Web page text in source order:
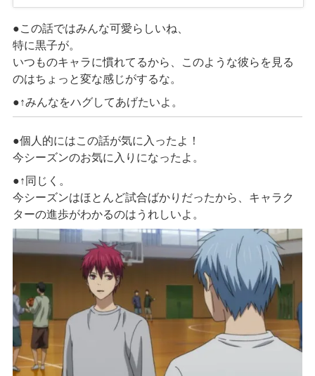
●この話ではみんな可愛らしいね、
特に黒子が。
いつものキャラに慣れてるから、このような彼らを見る
のはちょっと変な感じがするな。
●↑みんなをハグしてあげたいよ。
●個人的にはこの話が気に入ったよ！
今シーズンのお気に入りになったよ。
●↑同じく。
今シーズンはほとんど試合ばかりだったから、キャラク
ターの進歩がわかるのはうれしいよ。